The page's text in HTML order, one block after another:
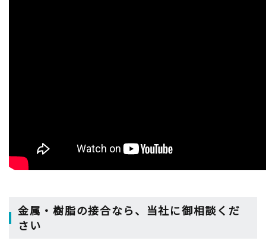
金属・樹脂の接合なら、当社に御相談くだ
さい